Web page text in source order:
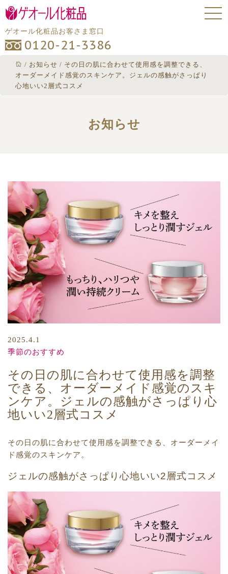
ゲオール化粧品お客さま窓口
0120-21-3386
/ お知らせ / その日の肌に合わせて使用感を調整できる、
オーダーメイド感覚のスキンケア。ジェルの感触がさっぱり
心地いい2層式コスメ
お知らせ
2025.4.1
季節のおすすめ
その日の肌に合わせて使用感を調整
できる、オーダーメイド感覚のスキ
ンケア。ジェルの感触がさっぱり心
地いい2層式コスメ
その日の肌に合わせて使用感を調整できる、オーダーメイ
ド感覚のスキンケア。
ジェルの感触がさっぱり心地いい2層式コスメ